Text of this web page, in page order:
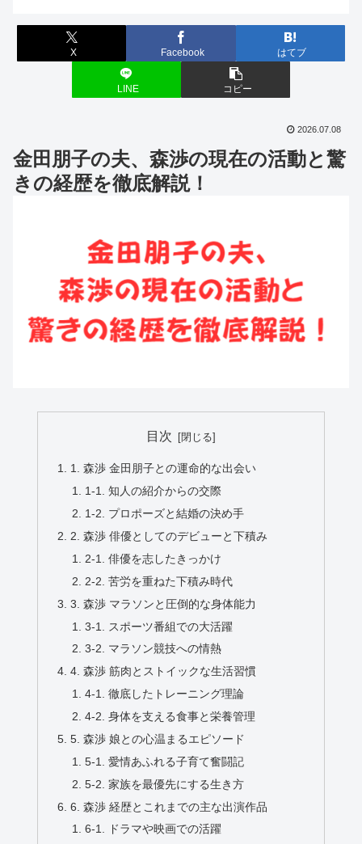
X Facebook はてブ
LINE コピー
2026.07.08
金田朋子の夫、森渉の現在の活動と驚
きの経歴を徹底解説！
目次
1. 森渉 金田朋子との運命的な出会い
1-1. 知人の紹介からの交際
1-2. プロポーズと結婚の決め手
2. 森渉 俳優としてのデビューと下積み
2-1. 俳優を志したきっかけ
2-2. 苦労を重ねた下積み時代
3. 森渉 マラソンと圧倒的な身体能力
3-1. スポーツ番組での大活躍
3-2. マラソン競技への情熱
4. 森渉 筋肉とストイックな生活習慣
4-1. 徹底したトレーニング理論
4-2. 身体を支える食事と栄養管理
5. 森渉 娘との心温まるエピソード
5-1. 愛情あふれる子育て奮闘記
5-2. 家族を最優先にする生き方
6. 森渉 経歴とこれまでの主な出演作品
6-1. ドラマや映画での活躍